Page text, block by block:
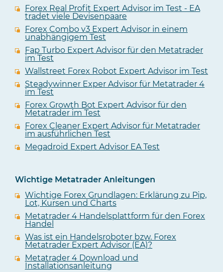
Forex Real Profit Expert Advisor im Test - EA
tradet viele Devisenpaare
Forex Combo v3 Expert Advisor in einem
unabhängigem Test
Fap Turbo Expert Advisor für den Metatrader
im Test
Wallstreet Forex Robot Expert Advisor im Test
Steadywinner Exper Advisor für Metatrader 4
im Test
Forex Growth Bot Expert Advisor für den
Metatrader im Test
Forex Cleaner Expert Advisor für Metatrader
im ausführlichen Test
Megadroid Expert Advisor EA Test
Wichtige Metatrader Anleitungen
Wichtige Forex Grundlagen: Erklärung zu Pip,
Lot, Kursen und Charts
Metatrader 4 Handelsplattform für den Forex
Handel
Was ist ein Handelsroboter bzw. Forex
Metatrader Expert Advisor (EA)?
Metatrader 4 Download und
Installationsanleitung